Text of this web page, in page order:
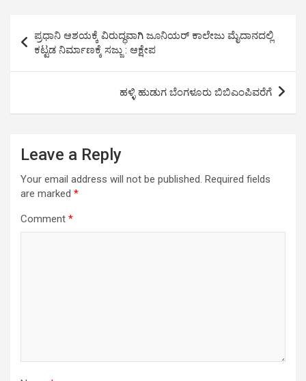
k
p
n
m
navigation
ಪ್ರಧಾನಿ ಆಶಯಕ್ಕೆ ವಿರುದ್ಧವಾಗಿ ಜೂನಿಯರ್ ಕಾಲೇಜು ಮೈದಾನದಲ್ಲಿ
ಕಟ್ಟಡ ನಿರ್ಮಾಣಕ್ಕೆ ಸಜ್ಜು : ಆಕ್ಷೇಪ
ಹಳ್ಳಿ ಹುಡುಗ ಬೆಂಗಳೂರು ಬಿಬಿಎಂಪಿವರೆಗೆ
Leave a Reply
Your email address will not be published. Required fields
are marked *
Comment *